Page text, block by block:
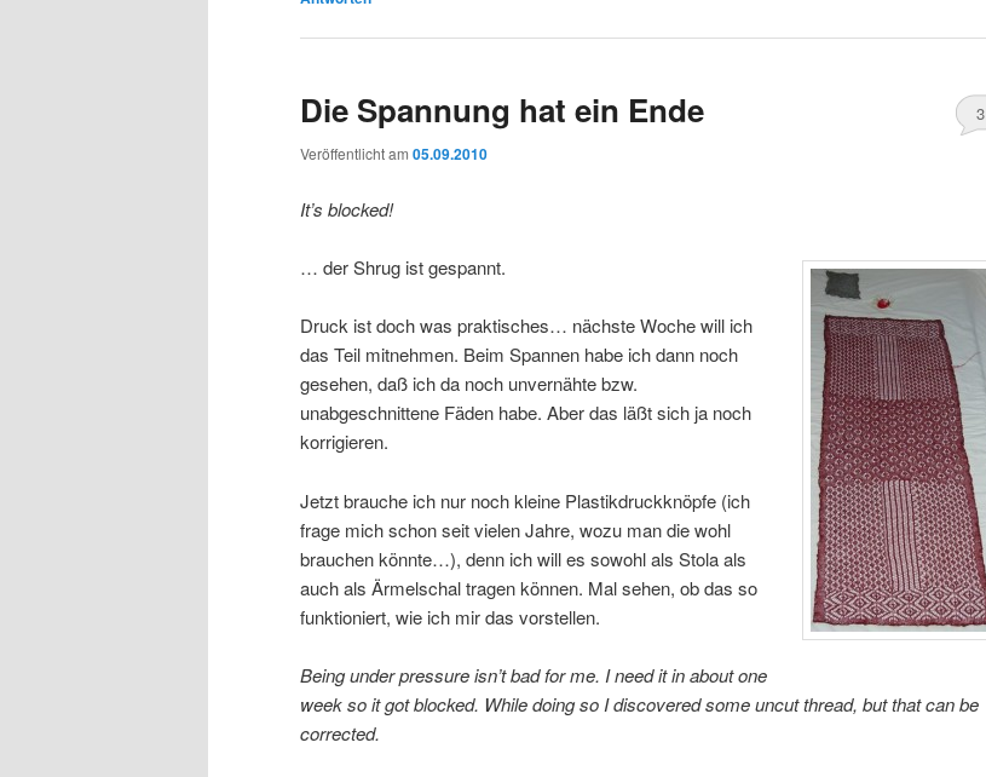
Die Spannung hat ein Ende
Veröffentlicht am 05.09.2010
3
It’s blocked!
… der Shrug ist gespannt.
Druck ist doch was praktisches… nächste Woche will ich
das Teil mitnehmen. Beim Spannen habe ich dann noch
gesehen, daß ich da noch unvernähte bzw.
unabgeschnittene Fäden habe. Aber das läßt sich ja noch
korrigieren.
Jetzt brauche ich nur noch kleine Plastikdruckknöpfe (ich
frage mich schon seit vielen Jahre, wozu man die wohl
brauchen könnte…), denn ich will es sowohl als Stola als
auch als Ärmelschal tragen können. Mal sehen, ob das so
funktioniert, wie ich mir das vorstellen.
Being under pressure isn’t bad for me. I need it in about one
week so it got blocked. While doing so I discovered some uncut thread, but that can be
corrected.